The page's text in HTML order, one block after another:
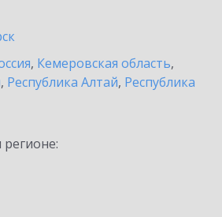
, Кемеровская область,
, Республика Алтай, Республика